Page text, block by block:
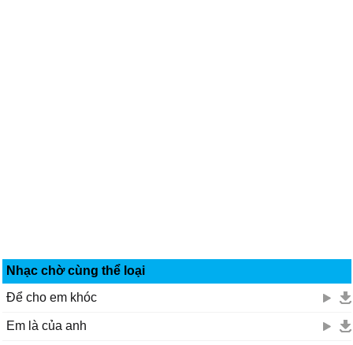
Nhạc chờ cùng thể loại
Để cho em khóc
Em là của anh